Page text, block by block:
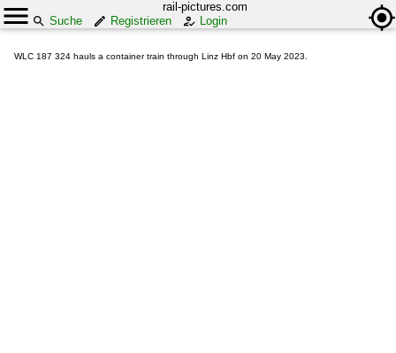
rail-pictures.com
Suche
Registrieren Login
WLC 187 324 hauls a container train through Linz Hbf on 20 May 2023.